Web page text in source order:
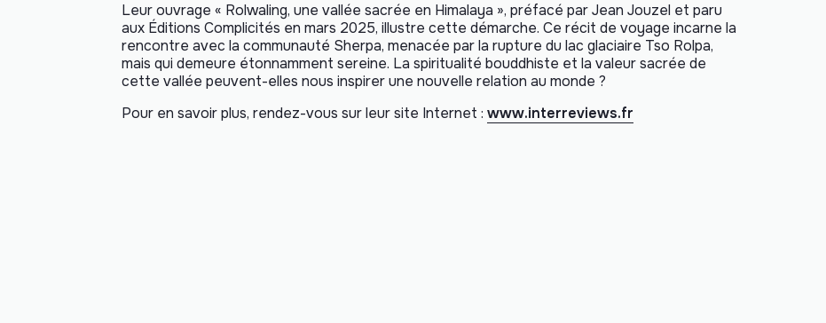
Leur ouvrage « Rolwaling, une vallée sacrée en Himalaya », préfacé par Jean Jouzel et paru
aux Éditions Complicités en mars 2025, illustre cette démarche. Ce récit de voyage incarne la
rencontre avec la communauté Sherpa, menacée par la rupture du lac glaciaire Tso Rolpa,
mais qui demeure étonnamment sereine. La spiritualité bouddhiste et la valeur sacrée de
cette vallée peuvent-elles nous inspirer une nouvelle relation au monde ?
Pour en savoir plus, rendez-vous sur leur site Internet : www.interreviews.fr